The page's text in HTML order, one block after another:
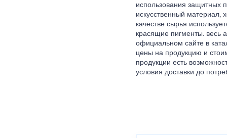
использования защитных
искусственный материал,
качестве сырья
красящие пигменты. весь
официальном сайте в
цены на продукцию и
продукции есть
условия доставки до